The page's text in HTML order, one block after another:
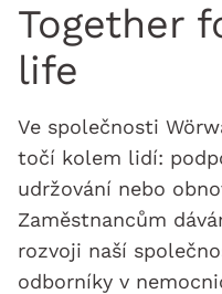
Together
life
Ve společnosti
točí kolem lidí:
udržování nebo
Zaměstnancům
rozvoji naší
odborníky v